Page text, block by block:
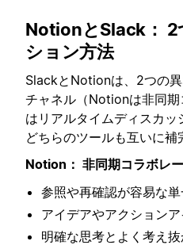
NotionとSlack： 2
ション方法
SlackとNotionは、2つの
チャネル（Notionは非同
はリアルタイムディスカッ
どちらのツールも互いに補
Notion： 非同期コラボレ
参照や再確認が容易な
アイデアやアクション
明確な思考とよく考え